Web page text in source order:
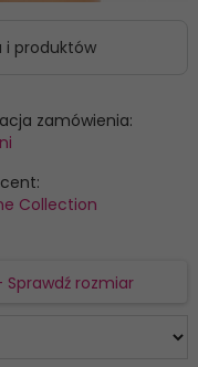
i produktów
zamówienia:
Collection
rozmiar